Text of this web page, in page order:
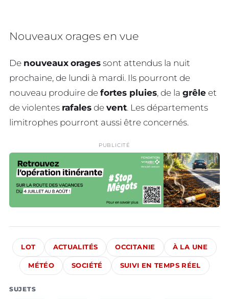
Nouveaux orages en vue
De nouveaux orages sont attendus la nuit
prochaine, de lundi à mardi. Ils pourront de
nouveau produire de fortes pluies, de la grêle et
de violentes rafales de vent. Les départements
limitrophes pourront aussi être concernés.
PUBLICITÉ
LOT ACTUALITÉS OCCITANIE À LA UNE
MÉTÉO SOCIÉTÉ SUIVI EN TEMPS RÉEL
SUJETS